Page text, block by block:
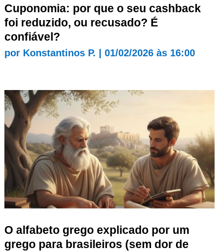
Cuponomia: por que o seu cashback
foi reduzido, ou recusado? É
confiável?
por Konstantinos P. 01/02/2026 às 16:00
O alfabeto grego explicado por um
grego para brasileiros (sem dor de